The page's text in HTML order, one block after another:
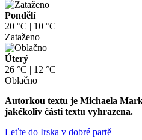
Pondělí
20 °C | 10 °C
Zataženo
Úterý
26 °C | 12 °C
Oblačno
Autorkou textu je Michaela
jakékoliv části textu vyhrazena.
Leťte do Irska v dobré partě